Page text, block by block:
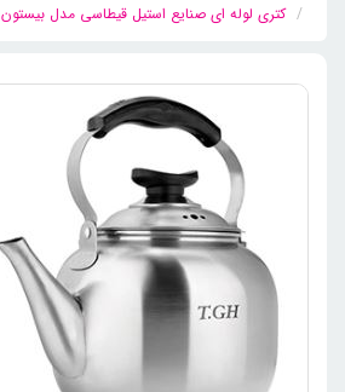
کتری لوله ای صنایع استیل قیطاسی مدل بیستون 3.5 لیتری